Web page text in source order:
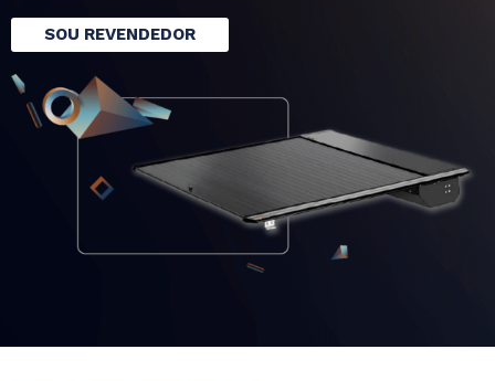
SOU REVENDEDOR